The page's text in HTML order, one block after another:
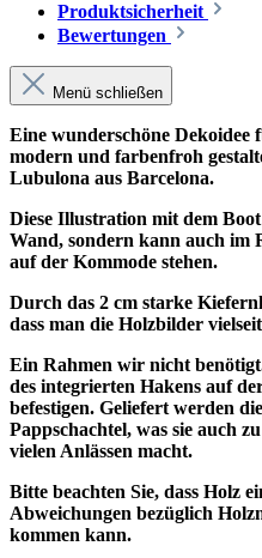
Produktsicherheit
Bewertungen
Menü schließen
Eine wunderschöne
modern und farbenfroh
Lubulona aus Barcelona.
Diese Illustration mit dem
Wand, sondern kann auch im
auf der Kommode stehen.
Durch das 2 cm starke
dass man die Holzbilder
Ein Rahmen wir nicht
des integrierten Hakens auf
befestigen. Geliefert werden
Pappschachtel, was sie auch
vielen Anlässen macht.
Bitte beachten Sie, dass Holz
Abweichungen bezüglich
kommen kann.